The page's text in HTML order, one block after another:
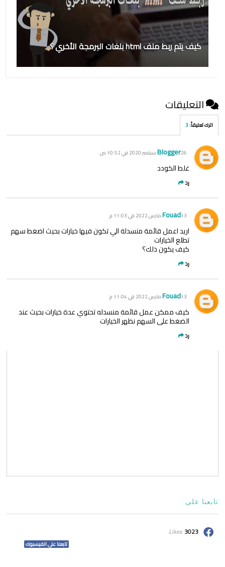
كيف يتم ربط ملف html بلغات البرمجة الأخري ؟
التعليقات
اترك تعليقاً:
3
Blogger26 سبتمبر 2020 في 10:52 ص
غلط الكودد
رد
Fouad13 مارس 2022 في 11:03 م
اريد اعمل قائمة منسدلة الي تكون فيها خيارات بحيث اضغط سهم
تطلع الخيارات
كيف يكون ذلك؟
رد
Fouad13 مارس 2022 في 11:04 م
كيف ممكن عمل قائمة منسدله تحتوي عدة خيارات بحيث عند
الضغط على السهم نظهر الخيارات
رد
تابعنا على
3023
Likes
تابعنا على الفيسبوك